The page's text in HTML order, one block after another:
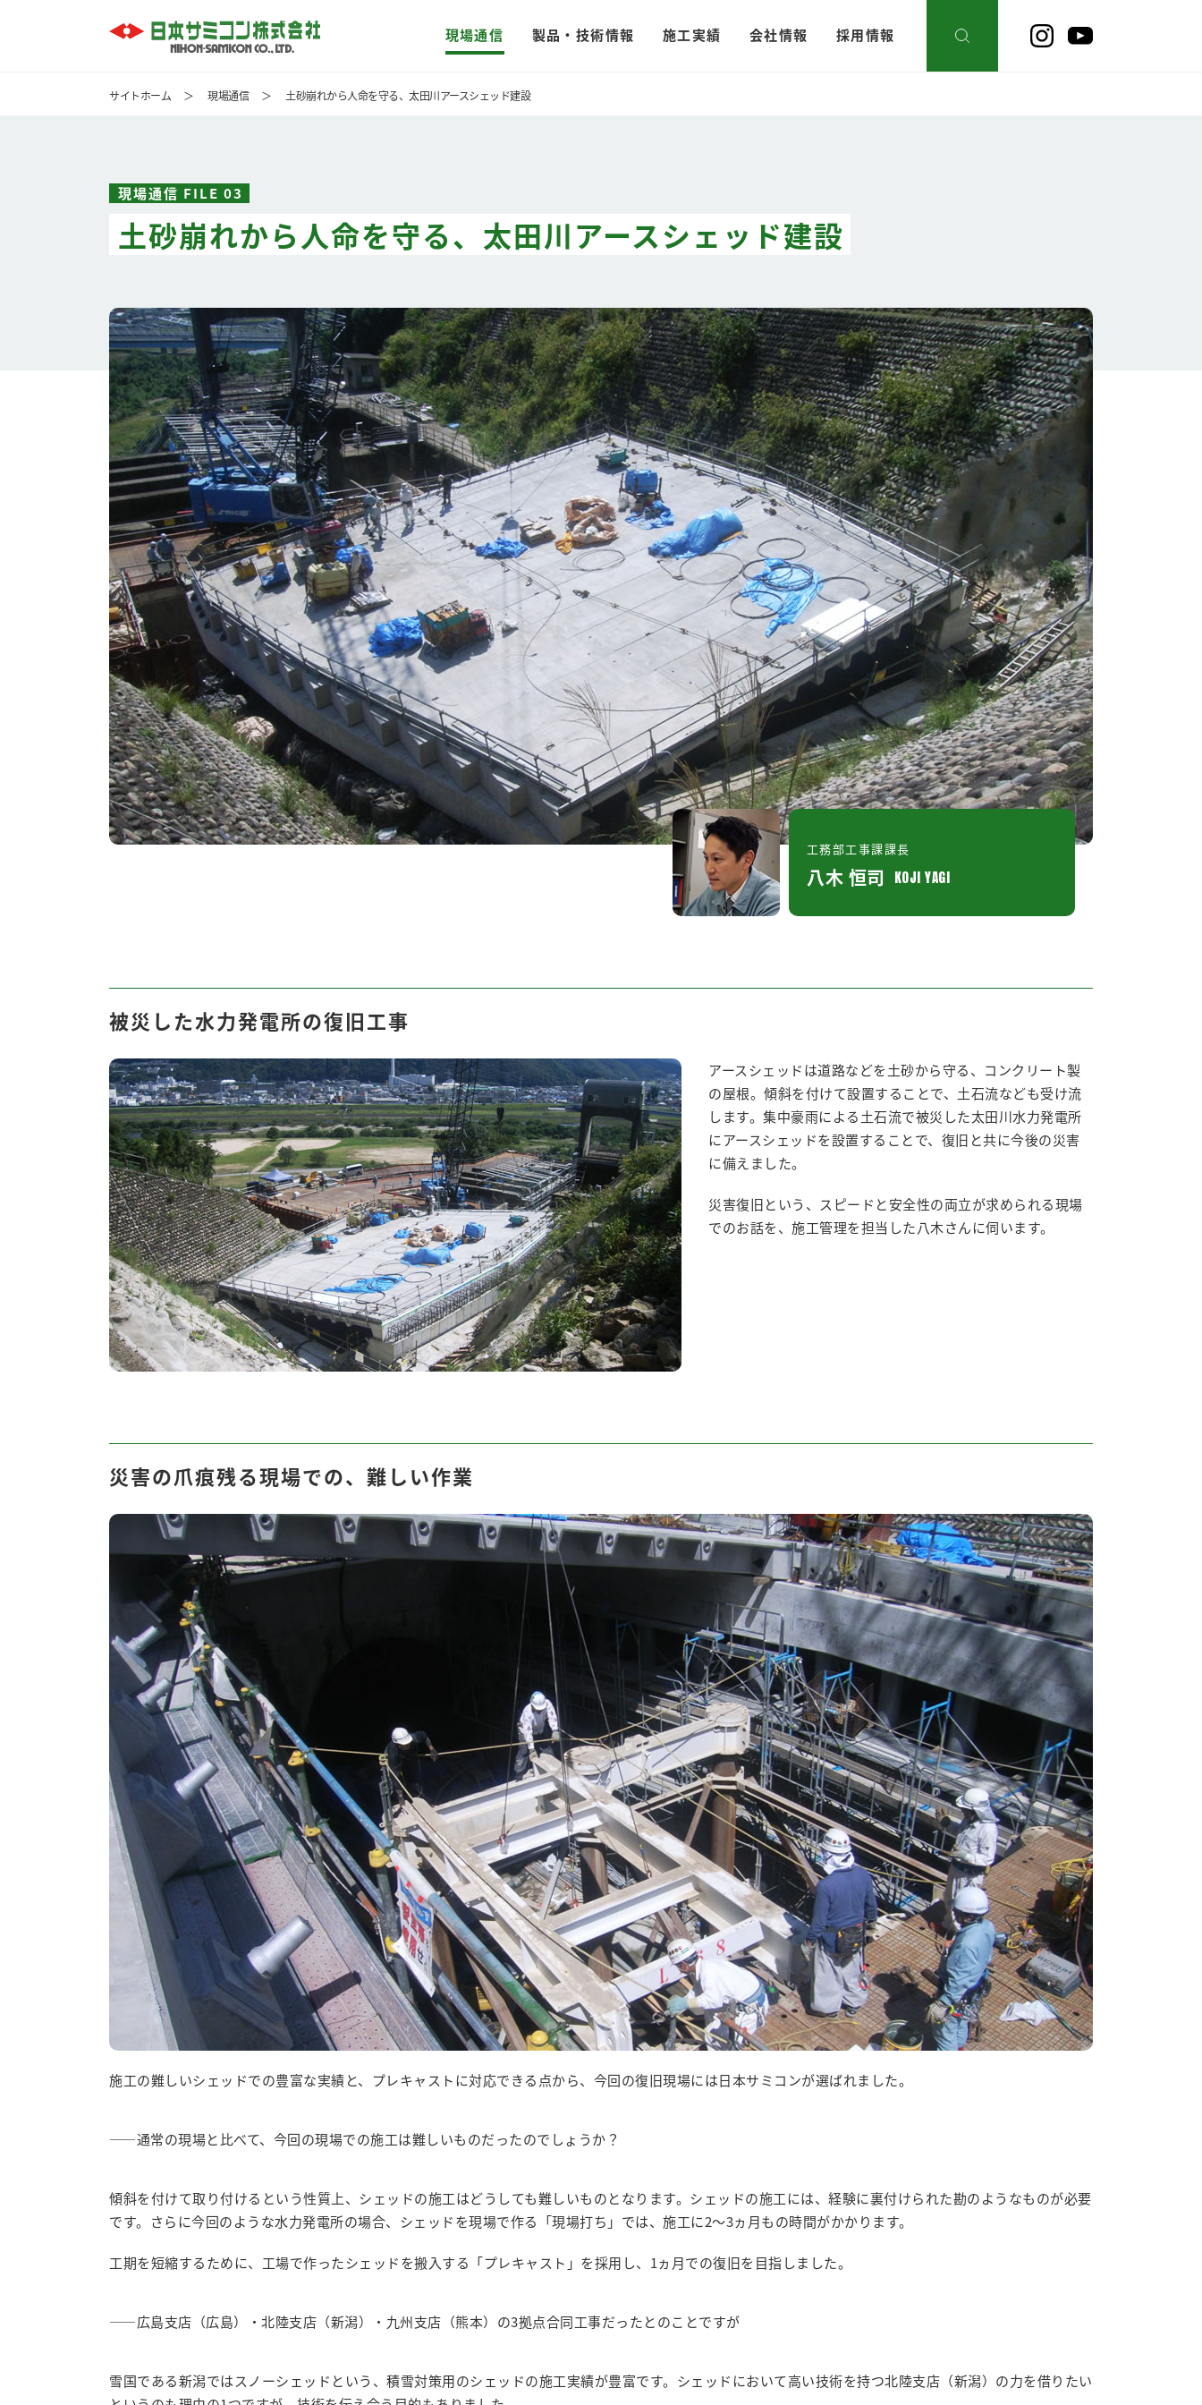
現場通信 製品・技術情報 施工実績 会社情報 採用情報
サイトホーム ＞ 現場通信 ＞ 土砂崩れから人命を守る、太田川アースシェッド建設
現場通信 FILE 03
土砂崩れから人命を守る、太田川アースシェッド建設
工務部工事課課長
八木 恒司 KOJI YAGI
被災した水力発電所の復旧工事
アースシェッドは道路などを土砂から守る、コンクリート製
の屋根。傾斜を付けて設置することで、土石流なども受け流
します。集中豪雨による土石流で被災した太田川水力発電所
にアースシェッドを設置することで、復旧と共に今後の災害
に備えました。
災害復旧という、スピードと安全性の両立が求められる現場
でのお話を、施工管理を担当した八木さんに伺います。
災害の爪痕残る現場での、難しい作業
施工の難しいシェッドでの豊富な実績と、プレキャストに対応できる点から、今回の復旧現場には日本サミコンが選ばれました。
――通常の現場と比べて、今回の現場での施工は難しいものだったのでしょうか？
傾斜を付けて取り付けるという性質上、シェッドの施工はどうしても難しいものとなります。シェッドの施工には、経験に裏付けられた勘のようなものが必要
です。さらに今回のような水力発電所の場合、シェッドを現場で作る「現場打ち」では、施工に2～3ヵ月もの時間がかかります。
工期を短縮するために、工場で作ったシェッドを搬入する「プレキャスト」を採用し、1ヵ月での復旧を目指しました。
――広島支店（広島）・北陸支店（新潟）・九州支店（熊本）の3拠点合同工事だったとのことですが
雪国である新潟ではスノーシェッドという、積雪対策用のシェッドの施工実績が豊富です。シェッドにおいて高い技術を持つ北陸支店（新潟）の力を借りたい